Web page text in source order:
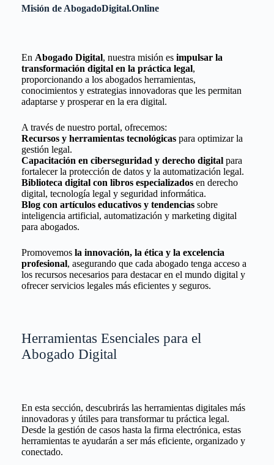
Misión de AbogadoDigital.Online
En Abogado Digital, nuestra misión es impulsar la
transformación digital en la práctica legal,
proporcionando a los abogados herramientas,
conocimientos y estrategias innovadoras que les permitan
adaptarse y prosperar en la era digital.
A través de nuestro portal, ofrecemos:
Recursos y herramientas tecnológicaspara optimizar la
gestión legal.
Capacitación en ciberseguridad y derecho digitalpara
fortalecer la protección de datos y la automatización legal.
Biblioteca digital con libros especializadosen derecho
digital, tecnología legal y seguridad informática.
Blog con artículos educativos y tendenciassobre
inteligencia artificial, automatización y marketing digital
para abogados.
Promovemos la innovación, la ética y la excelencia
profesional, asegurando que cada abogado tenga acceso a
los recursos necesarios para destacar en el mundo digital y
ofrecer servicios legales más eficientes y seguros.
Herramientas Esenciales para el
Abogado Digital
En esta sección, descubrirás las herramientas digitales más
innovadoras y útiles para transformar tu práctica legal.
Desde la gestión de casos hasta la firma electrónica, estas
herramientas te ayudarán a ser más eficiente, organizado y
conectado.